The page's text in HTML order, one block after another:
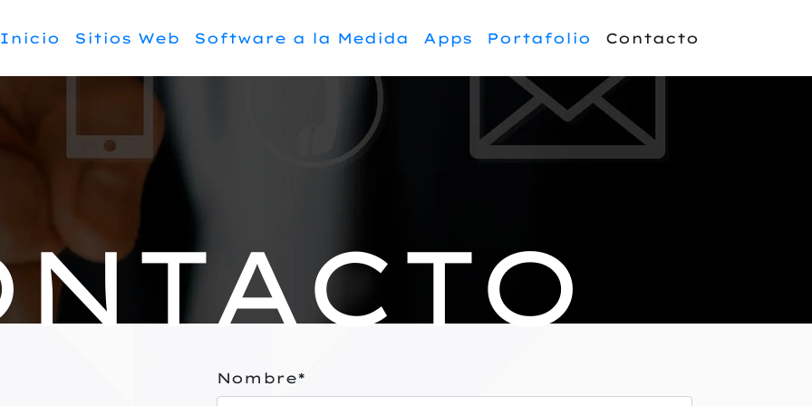
Inicio Sitios Web Software a la Medida Apps Portafolio Contacto
Nombre*